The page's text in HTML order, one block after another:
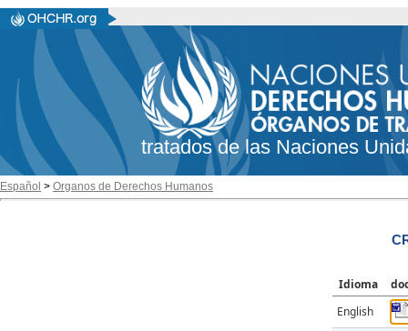
tratados de las Naciones
Español > Organos de Derechos Humanos
Idioma
English